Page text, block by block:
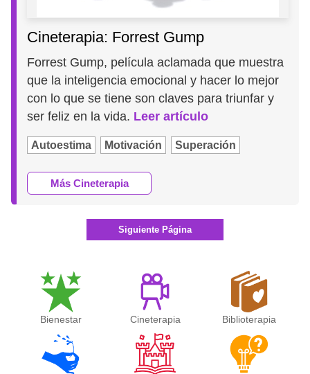
Cineterapia: Forrest Gump
Forrest Gump, película aclamada que muestra
que la inteligencia emocional y hacer lo mejor
con lo que se tiene son claves para triunfar y
ser feliz en la vida. Leer artículo
Autoestima Motivación Superación
Más Cineterapia
Siguiente Página
Bienestar Cineterapia Biblioterapia